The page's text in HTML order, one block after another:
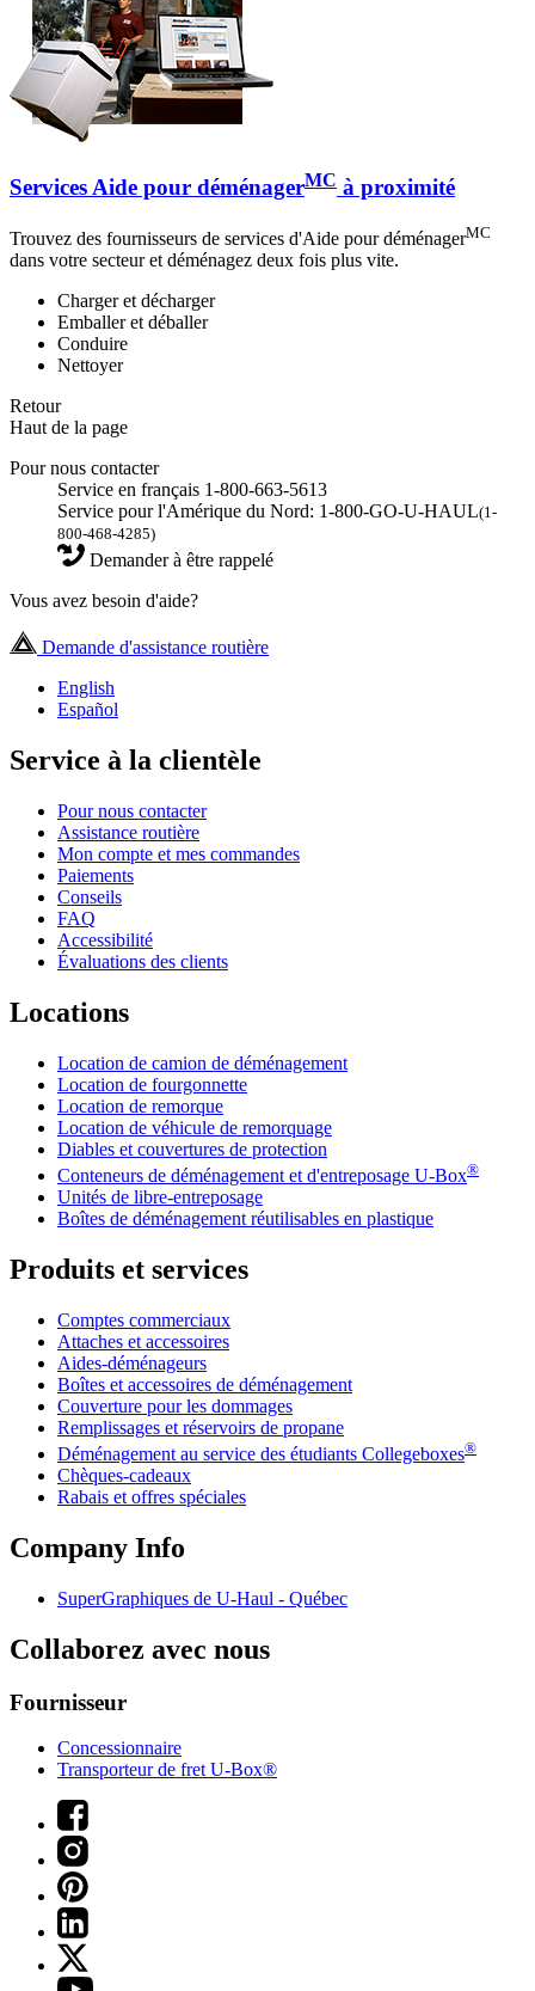
Services Aide pour déménagerMC à proximité
Trouvez des fournisseurs de services d'Aide pour déménagerMC
dans votre secteur et déménagez deux fois plus vite.
Charger et décharger
Emballer et déballer
Conduire
Nettoyer
Retour
Haut de la page
Pour nous contacter
Service en français 1-800-663-5613
Service pour l'Amérique du Nord: 1-800-GO-U-HAUL(1-
800-468-4285)
Demander à être rappelé
Vous avez besoin d'aide?
Demande d'assistance routière
English
Español
Service à la clientèle
Pour nous contacter
Assistance routière
Mon compte et mes commandes
Paiements
Conseils
FAQ
Accessibilité
Évaluations des clients
Locations
Location de camion de déménagement
Location de fourgonnette
Location de remorque
Location de véhicule de remorquage
Diables et couvertures de protection
Conteneurs de déménagement et d'entreposage U-Box®
Unités de libre-entreposage
Boîtes de déménagement réutilisables en plastique
Produits et services
Comptes commerciaux
Attaches et accessoires
Aides-déménageurs
Boîtes et accessoires de déménagement
Couverture pour les dommages
Remplissages et réservoirs de propane
Déménagement au service des étudiants Collegeboxes®
Chèques-cadeaux
Rabais et offres spéciales
Company Info
SuperGraphiques de U-Haul - Québec
Collaborez avec nous
Fournisseur
Concessionnaire
Transporteur de fret U-Box®